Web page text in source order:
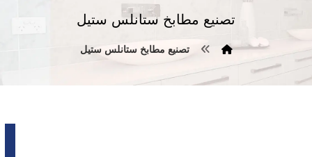
تصنيع مطابخ ستانلس ستيل
تصنيع مطابخ ستانلس ستيل